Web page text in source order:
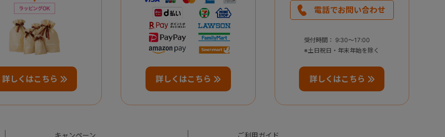
詳しくはこちら 詳しくはこちら
電話でお問い合わせ
受付時間： 9:30～17:00
※土日祝日・年末年始を除く
詳しくはこちら
キャンペーン ご利用ガイド